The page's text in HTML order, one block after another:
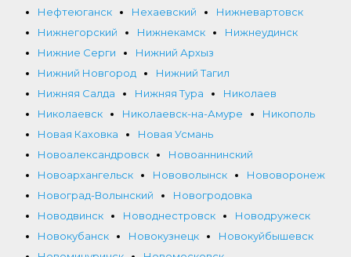
Нефтеюганск
Нехаевский
Нижневартовск
Нижнегорский
Нижнекамск
Нижнеудинск
Нижние Серги
Нижний Архыз
Нижний Новгород
Нижний Тагил
Нижняя Салда
Нижняя Тура
Николаев
Николаевск
Николаевск-на-Амуре
Никополь
Новая Каховка
Новая Усмань
Новоалександровск
Новоаннинский
Новоархангельск
Нововолынск
Нововоронеж
Новоград-Волынский
Новогродовка
Новодвинск
Новоднестровск
Новодружеск
Новокубанск
Новокузнецк
Новокуйбышевск